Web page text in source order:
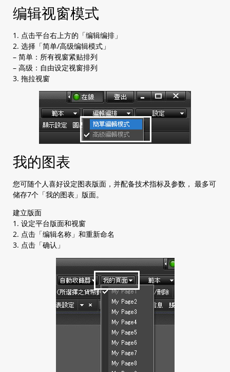
编辑视窗模式
1. 点击平台右上方的「编辑编排」
2. 选择「简单/高级编辑模式」
– 简单：所有视窗紧贴排列
– 高级：自由设定视窗排列
3. 拖拉视窗
我的图表
您可随个人喜好设定图表版面，并配备技术指标及参数， 最多可
储存7个「我的图表」版面。
建立版面
1. 设定平台版面和视窗
2. 点击「编辑名称」和重新命名
3. 点击「确认」